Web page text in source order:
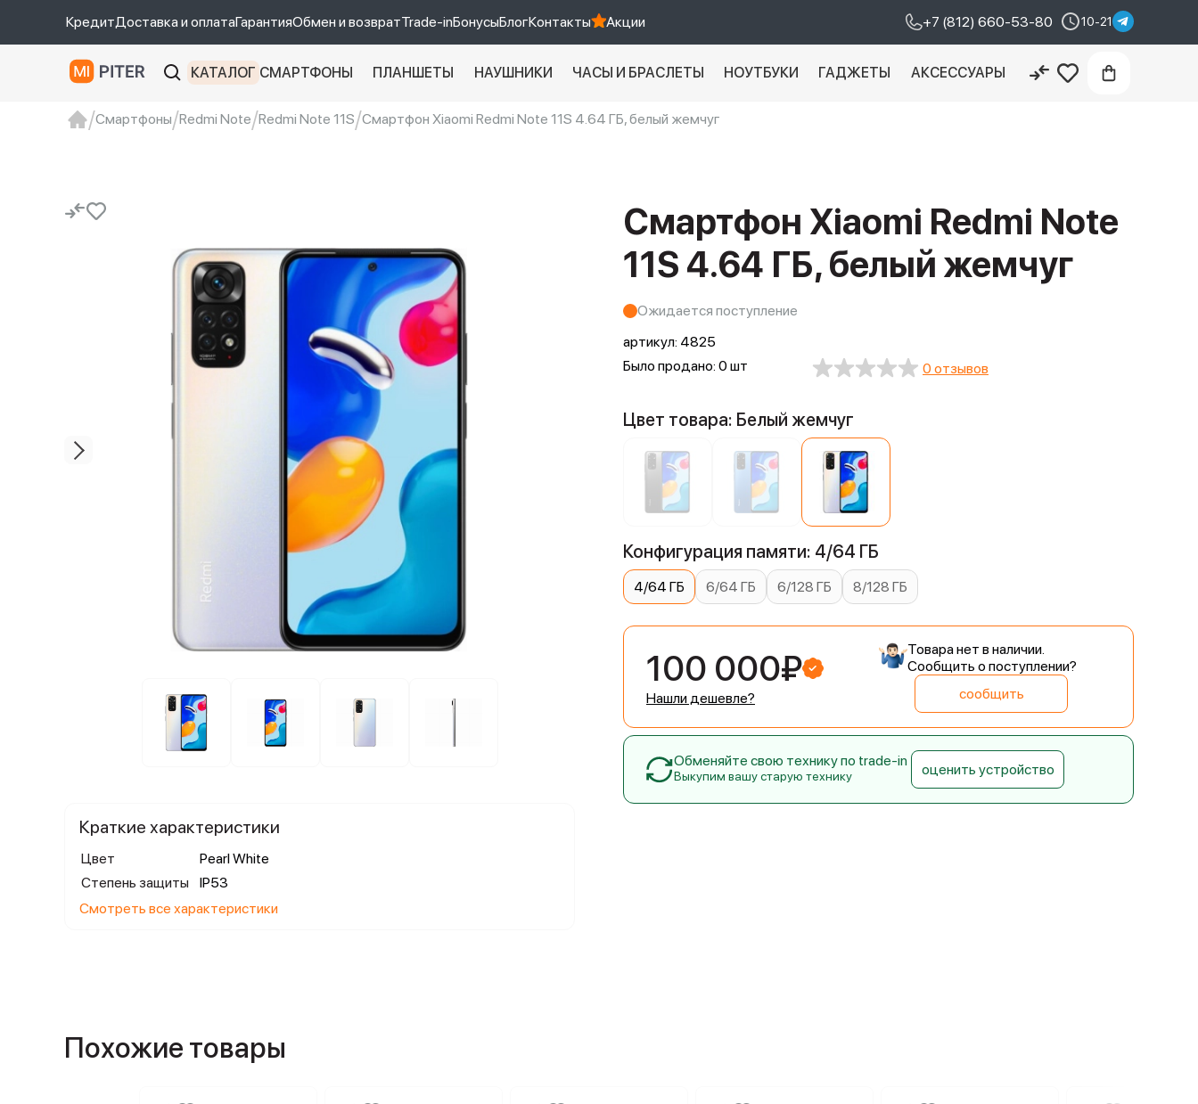
КредитДоставка и оплатаГарантияОбмен и возвратTrade-inБонусыБлогКонтакты Акции +7 (812) 660-53-80 10-21
КАТАЛОГ СМАРТФОНЫ ПЛАНШЕТЫ НАУШНИКИ ЧАСЫ И БРАСЛЕТЫ НОУТБУКИ ГАДЖЕТЫ АКСЕССУАРЫ
Смартфоны Redmi Note Redmi Note 11S Смартфон Xiaomi Redmi Note 11S 4.64 ГБ, белый жемчуг
Смартфон Xiaomi Redmi Note
11S 4.64 ГБ, белый жемчуг
Ожидается поступление
артикул: 4825
Было продано: 0 шт
0 отзывов
Краткие характеристики
Цвет
Pearl White
Степень защиты
IP53
Смотреть все характеристики
Цвет товара: Белый жемчуг
Конфигурация памяти: 4/64 ГБ
4/64 ГБ 6/64 ГБ 6/128 ГБ 8/128 ГБ
100 000₽
Нашли дешевле?
Товара нет в наличии.
Сообщить о поступлении?
сообщить
Обменяйте свою технику по trade-in
Выкупим вашу старую технику оценить устройство
Похожие товары